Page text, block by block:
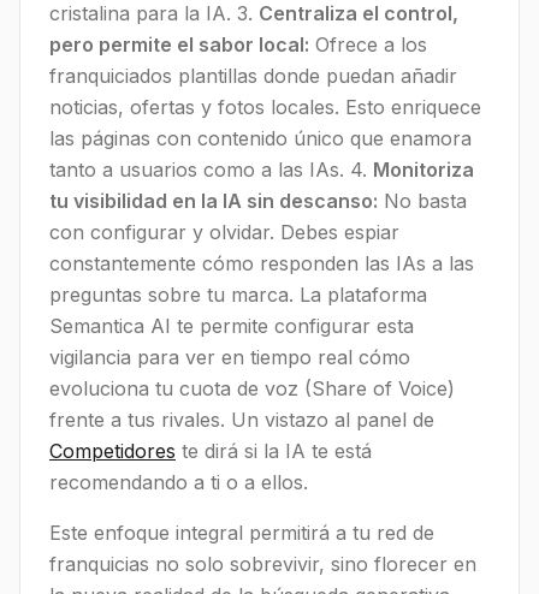
cristalina para la IA. 3. Centraliza el control,
pero permite el sabor local: Ofrece a los
franquiciados plantillas donde puedan añadir
noticias, ofertas y fotos locales. Esto enriquece
las páginas con contenido único que enamora
tanto a usuarios como a las IAs. 4. Monitoriza
tu visibilidad en la IA sin descanso: No basta
con configurar y olvidar. Debes espiar
constantemente cómo responden las IAs a las
preguntas sobre tu marca. La plataforma
Semantica AI te permite configurar esta
vigilancia para ver en tiempo real cómo
evoluciona tu cuota de voz (Share of Voice)
frente a tus rivales. Un vistazo al panel de
Competidores te dirá si la IA te está
recomendando a ti o a ellos.
Este enfoque integral permitirá a tu red de
franquicias no solo sobrevivir, sino florecer en